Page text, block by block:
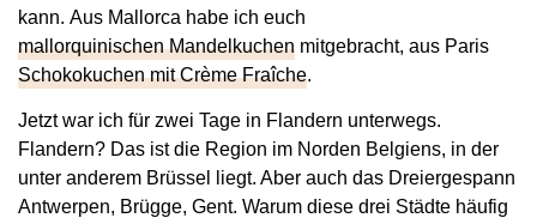
kann. Aus Mallorca habe ich euch
mallorquinischen Mandelkuchen mitgebracht, aus Paris
Schokokuchen mit Crème Fraîche.
Jetzt war ich für zwei Tage in Flandern unterwegs.
Flandern? Das ist die Region im Norden Belgiens, in der
unter anderem Brüssel liegt. Aber auch das Dreiergespann
Antwerpen, Brügge, Gent. Warum diese drei Städte häufig